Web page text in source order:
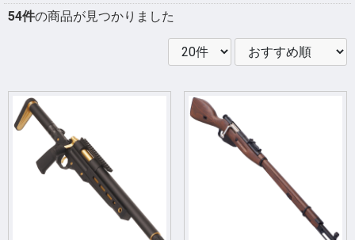
54件の商品が見つかりました